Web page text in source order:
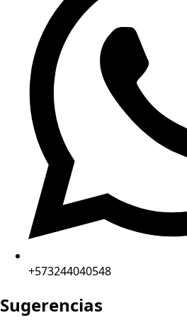
+573244040548
Sugerencias